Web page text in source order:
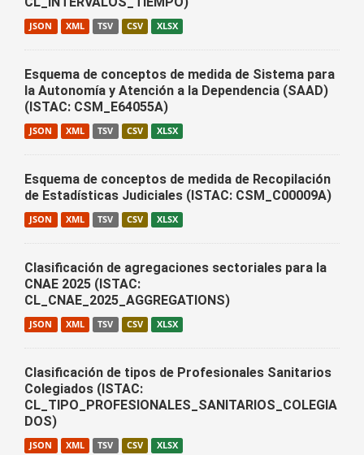
JSON XML TSV CSV XLSX
Esquema de conceptos de medida de Sistema para
la Autonomía y Atención a la Dependencia (SAAD)
(ISTAC: CSM_E64055A)
JSON XML TSV CSV XLSX
Esquema de conceptos de medida de Recopilación
de Estadísticas Judiciales (ISTAC: CSM_C00009A)
JSON XML TSV CSV XLSX
Clasificación de agregaciones sectoriales para la
CNAE 2025 (ISTAC:
CL_CNAE_2025_AGGREGATIONS)
JSON XML TSV CSV XLSX
Clasificación de tipos de Profesionales Sanitarios
Colegiados (ISTAC:
CL_TIPO_PROFESIONALES_SANITARIOS_COLEGIA
DOS)
JSON XML TSV CSV XLSX